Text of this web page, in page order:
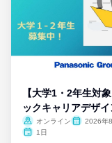
【大学1・2年生対
ックキャリアデザ
ム
オンライン
2026年
1日